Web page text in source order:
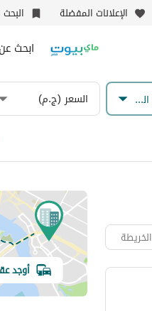
الإعلانات المفضلة
ابحث
عدد الغرف & الحمامات السعر (ج.م)
الخريطة
أوجد